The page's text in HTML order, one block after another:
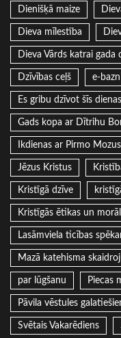
Dienišķā maize
Dieva mīlestība
Dieva Vārds katrai gada
Dzīvības ceļš e-
Es gribu dzīvot šīs
Gads kopa ar Dītrihu
Ikdienas ar Pirmo
Jēzus Kristus
Kristīgā dzīve
Kristīgās ētikas un
Lasāmviela ticības
Mazā katehisma
par lūgšanu Piecas
Pāvila vēstules
Svētais Vakarēdiens